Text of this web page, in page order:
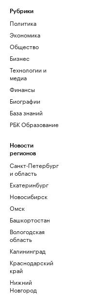
Рубрики
Политика
Экономика
Общество
Бизнес
Технологии и
медиа
Финансы
Биографии
База знаний
РБК Образование
Новости
регионов
Санкт-Петербург
и область
Екатеринбург
Новосибирск
Омск
Башкортостан
Вологодская
область
Калининград
Краснодарский
край
Нижний
Новгород